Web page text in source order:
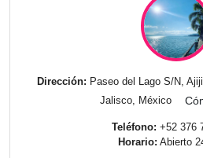
Dirección: Paseo del Lago S/N,
Jalisco, México
Teléfono: +52 376
Horario: Abierto